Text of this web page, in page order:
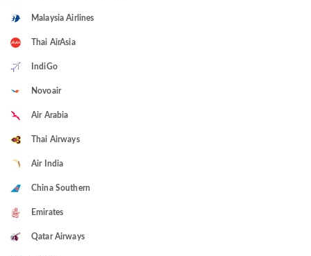
Malaysia Airlines
Thai AirAsia
IndiGo
Novoair
Air Arabia
Thai Airways
Air India
China Southern
Emirates
Qatar Airways